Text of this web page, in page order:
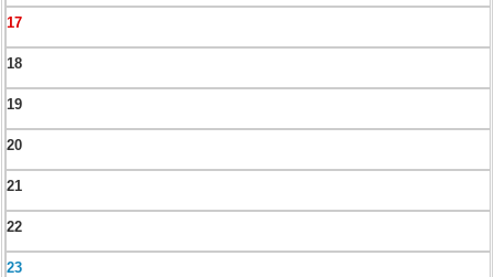
17
18
19
20
21
22
23